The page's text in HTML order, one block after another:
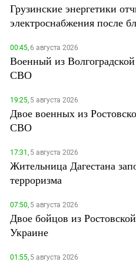
Грузинские энергетики
электроснабжения после
00:45,6 августа 2026
Военный из
СВО
19:25,5 августа 2026
Двое военных из
СВО
17:31,5 августа 2026
Жительница Дагестана
терроризма
07:50,5 августа 2026
Двое бойцов из
Украине
01:55,5 августа 2026